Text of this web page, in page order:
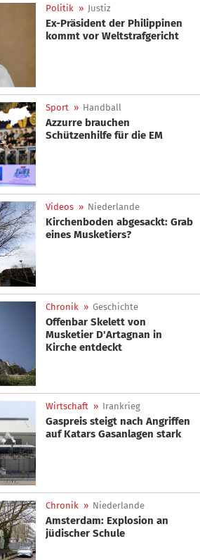
Politik » Justiz
Ex-Präsident der Philippinen
kommt vor Weltstrafgericht
Sport » Handball
Azzurre brauchen
Schützenhilfe für die EM
Videos » Niederlande
Kirchenboden abgesackt: Grab
eines Musketiers?
Chronik » Geschichte
Offenbar Skelett von
Musketier D'Artagnan in
Kirche entdeckt
Wirtschaft » Irankrieg
Gaspreis steigt nach Angriffen
auf Katars Gasanlagen stark
Chronik » Niederlande
Amsterdam: Explosion an
jüdischer Schule